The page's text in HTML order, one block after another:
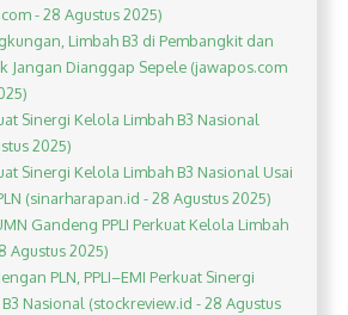
- 28 Agustus 2025)
Limbah B3 di Pembangkit dan
Jangan Dianggap Sepele (jawapos.com
Sinergi Kelola Limbah B3 Nasional
2025)
Sinergi Kelola Limbah B3 Nasional Usai
(sinarharapan.id - 28 Agustus 2025)
Gandeng PPLI Perkuat Kelola Limbah
Agustus 2025)
PLN, PPLI–EMI Perkuat Sinergi
Nasional (stockreview.id - 28 Agustus